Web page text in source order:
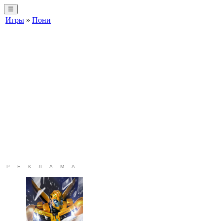
☰
Игры » Пони
РЕКЛАМА